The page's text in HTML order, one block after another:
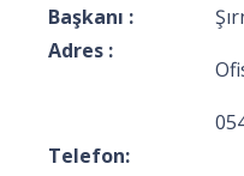
Başkanı :
Adres :
Telefon: